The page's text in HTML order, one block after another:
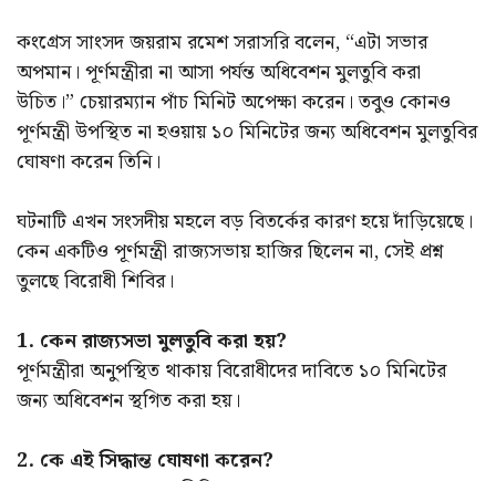
কংগ্রেস সাংসদ জয়রাম রমেশ সরাসরি বলেন, “এটা সভার
অপমান। পূর্ণমন্ত্রীরা না আসা পর্যন্ত অধিবেশন মুলতুবি করা
উচিত।” চেয়ারম্যান পাঁচ মিনিট অপেক্ষা করেন। তবুও কোনও
পূর্ণমন্ত্রী উপস্থিত না হওয়ায় ১০ মিনিটের জন্য অধিবেশন মুলতুবির
ঘোষণা করেন তিনি।
ঘটনাটি এখন সংসদীয় মহলে বড় বিতর্কের কারণ হয়ে দাঁড়িয়েছে।
কেন একটিও পূর্ণমন্ত্রী রাজ্যসভায় হাজির ছিলেন না, সেই প্রশ্ন
তুলছে বিরোধী শিবির।
1. কেন রাজ্যসভা মুলতুবি করা হয়?
পূর্ণমন্ত্রীরা অনুপস্থিত থাকায় বিরোধীদের দাবিতে ১০ মিনিটের
জন্য অধিবেশন স্থগিত করা হয়।
2. কে এই সিদ্ধান্ত ঘোষণা করেন?